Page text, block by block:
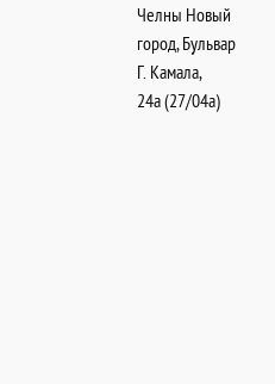
Челны Новый
город,Бульвар
Г. Камала,
24а (27/04а)